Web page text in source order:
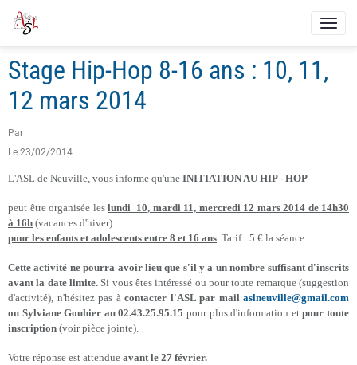
Stage Hip-Hop 8-16 ans : 10, 11,
12 mars 2014
Par
Le 23/02/2014
L'ASL de Neuville, vous informe qu'une INITIATION AU HIP - HOP
peut être organisée les lundi 10, mardi 11, mercredi 12 mars 2014 de 14h30
à 16h (vacances d'hiver)
pour les enfants et adolescents entre 8 et 16 ans. Tarif : 5 € la séance.
Cette activité ne pourra avoir lieu que s'il y a un nombre suffisant d'inscrits
avant la date limite. Si vous êtes intéressé ou pour toute remarque (suggestion
d'activité), n'hésitez pas à contacter l'ASL par mail aslneuville@gmail.com
ou Sylviane Gouhier au 02.43.25.95.15 pour plus d'information etpour toute
inscription (voir pièce jointe).
Votre réponse est attendue avant le 27 février.